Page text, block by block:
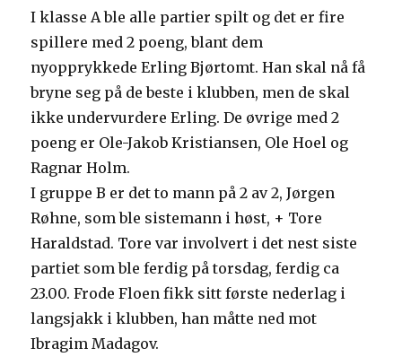
I klasse A ble alle partier spilt og det er fire
spillere med 2 poeng, blant dem
nyopprykkede Erling Bjørtomt. Han skal nå få
bryne seg på de beste i klubben, men de skal
ikke undervurdere Erling. De øvrige med 2
poeng er Ole-Jakob Kristiansen, Ole Hoel og
Ragnar Holm.
I gruppe B er det to mann på 2 av 2, Jørgen
Røhne, som ble sistemann i høst, + Tore
Haraldstad. Tore var involvert i det nest siste
partiet som ble ferdig på torsdag, ferdig ca
23.00. Frode Floen fikk sitt første nederlag i
langsjakk i klubben, han måtte ned mot
Ibragim Madagov.